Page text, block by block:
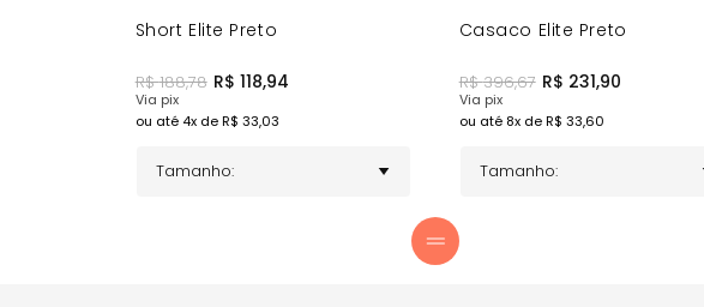
Short Elite Preto
R$188,78 R$ 118,94
Via pix
ou até 4x de R$ 33,03
Casaco Elite Preto
R$396,67 R$ 231,90
Via pix
ou até 8x de R$ 33,60